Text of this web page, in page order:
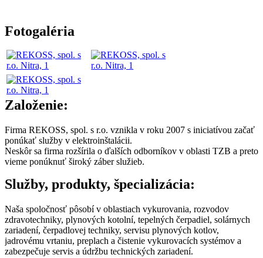
Fotogaléria
Založenie:
Firma REKOSS, spol. s r.o. vznikla v roku 2007 s iniciatívou začať
ponúkať služby v elektroinštalácii.
Neskôr sa firma rozšírila o ďalších odborníkov v oblasti TZB a preto
vieme ponúknuť široký záber služieb.
Služby, produkty, špecializácia:
Naša spoločnosť pôsobí v oblastiach vykurovania, rozvodov
zdravotechniky, plynových kotolní, tepelných čerpadiel, solárnych
zariadení, čerpadlovej techniky, servisu plynových kotlov,
jadrovému vrtaniu, preplach a čistenie vykurovacích systémov a
zabezpečuje servis a údržbu technických zariadení.